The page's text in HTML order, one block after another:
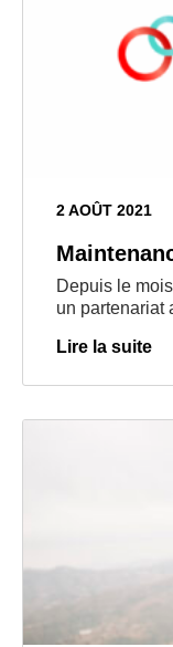
Depuis le
un partenariat
Lire la suite
2 AOÛT 2021